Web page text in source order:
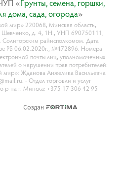
«Гpyнты, ceмeнa, гopшки,
дoмa, caдa, oгopoдa»
мир» 220068, Минская область,
Шевченко, д. 4, 1Н., УНП 690750111,
Солигорским райисполкомом. Дата
РБ 06.02.2020г., №472896. Номера
почты лиц, уполномоченных
о нарушении прав потребителей:
Жданова Анжелика Васильевна
- Отдел торговли и услуг
р-на г. Минска: +375 17 306 42 95
Создан